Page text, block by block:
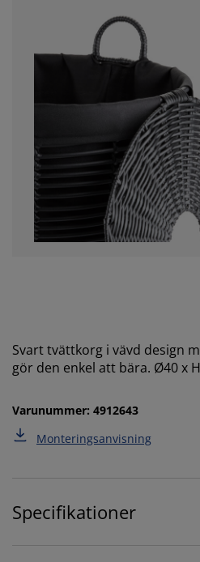
Svart tvättkorg i vävd design
gör den enkel att bära. Ø40 x
Varunummer: 4912643
Monteringsanvisning
Specifikationer